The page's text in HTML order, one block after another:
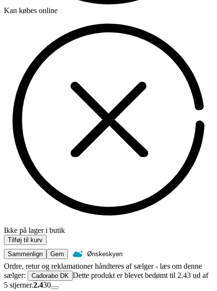
Kan købes online
Ikke på lager i butik
Tilføj til kurv
Sammenlign
Gem Ønskeskyen
Ordre, retur og reklamationer håndteres af sælger - læs om denne
sælger:
Cadorabo DK Dette produkt er blevet bedømt til 2.43 ud af
5 stjerner.2.430